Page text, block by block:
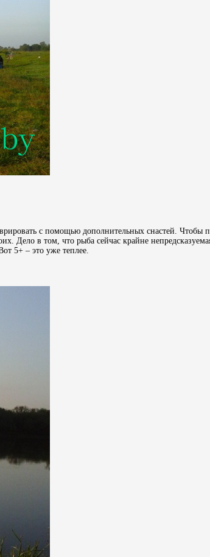
с помощью дополнительных снастей. Чтобы
в том, что рыба сейчас крайне
5+ – это уже теплее.